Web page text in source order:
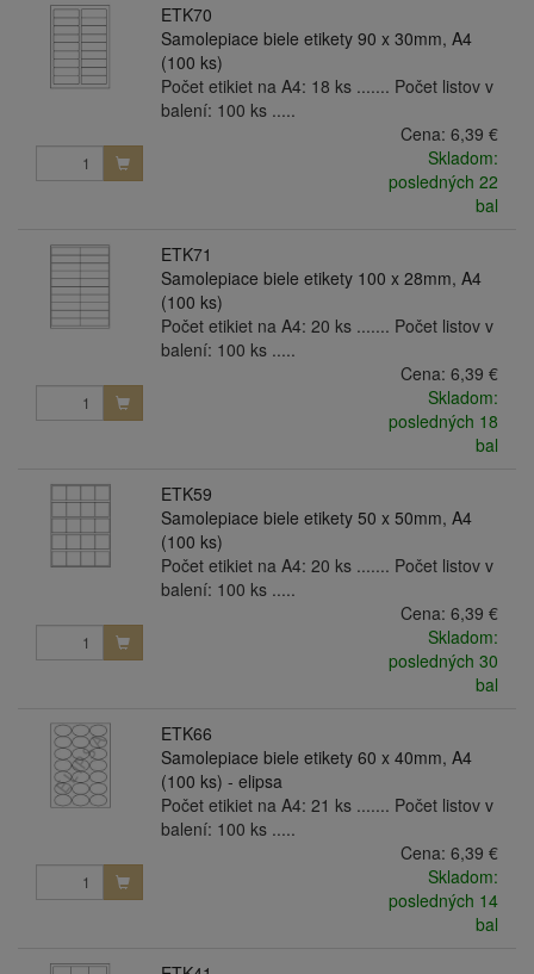
ETK70
Samolepiace biele etikety 90 x 30mm, A4
(100 ks)
Počet etikiet na A4: 18 ks ....... Počet listov v
balení: 100 ks .....
Cena: 6,39 €
Skladom:
posledných 22
bal
ETK71
Samolepiace biele etikety 100 x 28mm, A4
(100 ks)
Počet etikiet na A4: 20 ks ....... Počet listov v
balení: 100 ks .....
Cena: 6,39 €
Skladom:
posledných 18
bal
ETK59
Samolepiace biele etikety 50 x 50mm, A4
(100 ks)
Počet etikiet na A4: 20 ks ....... Počet listov v
balení: 100 ks .....
Cena: 6,39 €
Skladom:
posledných 30
bal
ETK66
Samolepiace biele etikety 60 x 40mm, A4
(100 ks) - elipsa
Počet etikiet na A4: 21 ks ....... Počet listov v
balení: 100 ks .....
Cena: 6,39 €
Skladom:
posledných 14
bal